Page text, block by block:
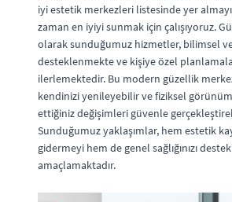
iyi estetik merkezleri listesinde yer
zaman en iyiyi sunmak için çalışıyoruz.
olarak sunduğumuz hizmetler, bilimsel
desteklenmekte ve kişiye özel
ilerlemektedir. Bu modern güzellik
kendinizi yenileyebilir ve fiziksel
ettiğiniz değişimleri güvenle
Sunduğumuz yaklaşımlar, hem estetik
gidermeyi hem de genel sağlığınızı
amaçlamaktadır.